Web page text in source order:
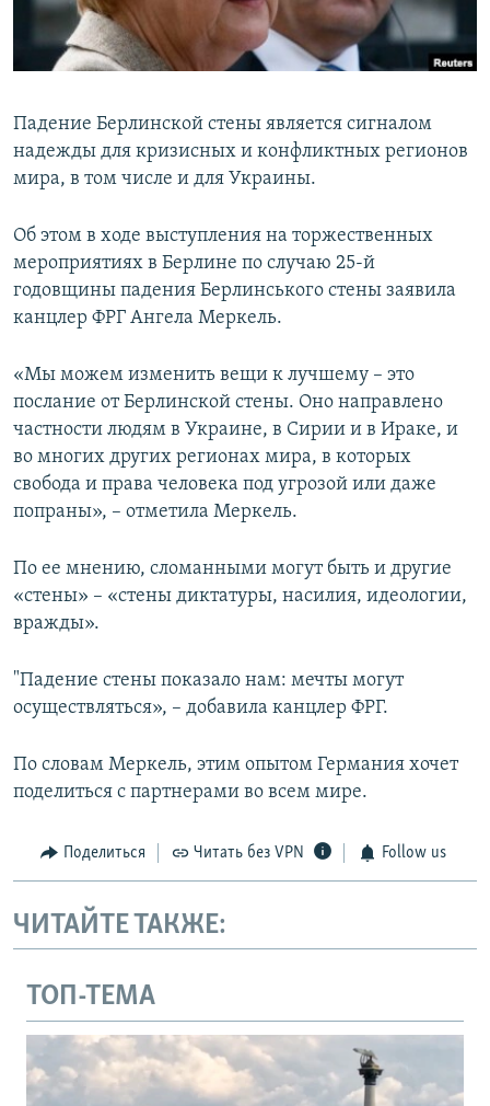
ПОБЕДИТЕЛЕЙ НЕ СУДЯТ?
КРЫМ.НЕПОКОРЕННЫЙ
УКРАИНСКАЯ ПРОБЛЕМА КРЫМА
ПРИСОЕДИНЯЙТЕСЬ!
Все сайты RFE/RL
Падение Берлинской стены является сигналом
надежды для кризисных и конфликтных регионов
мира, в том числе и для Украины.
Об этом в ходе выступления на торжественных
мероприятиях в Берлине по случаю 25-й
годовщины падения Берлинського стены заявила
канцлер ФРГ Ангела Меркель.
«Мы можем изменить вещи к лучшему – это
послание от Берлинской стены. Оно направлено
частности людям в Украине, в Сирии и в Ираке, и
во многих других регионах мира, в которых
свобода и права человека под угрозой или даже
попраны», – отметила Меркель.
По ее мнению, сломанными могут быть и другие
«стены» – «стены диктатуры, насилия, идеологии,
вражды».
"Падение стены показало нам: мечты могут
осуществляться», – добавила канцлер ФРГ.
По словам Меркель, этим опытом Германия хочет
поделиться с партнерами во всем мире.
Поделиться Читать без VPN Follow us
ЧИТАЙТЕ ТАКЖЕ:
ТОП-ТЕМА